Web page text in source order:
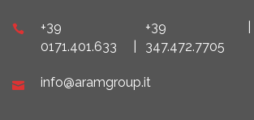
+39
0171.401.633
+39
347.472.7705
info@aramgroup.it